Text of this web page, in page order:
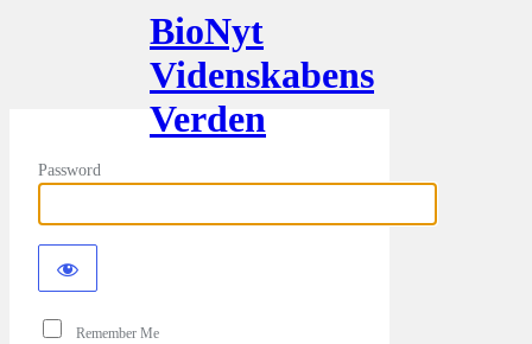
BioNyt
Videnskabens
Verden
Password
Remember Me